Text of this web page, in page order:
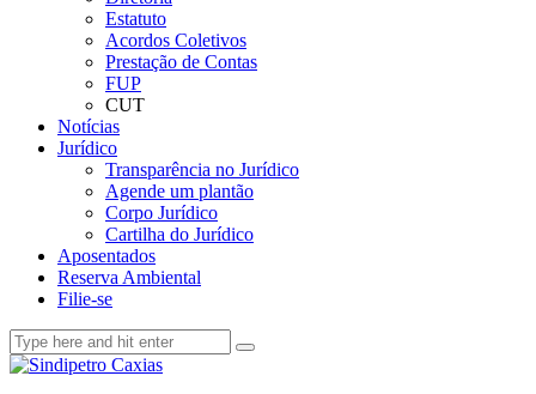
Estatuto
Acordos Coletivos
Prestação de Contas
FUP
CUT
Notícias
Jurídico
Transparência no Jurídico
Agende um plantão
Corpo Jurídico
Cartilha do Jurídico
Aposentados
Reserva Ambiental
Filie-se